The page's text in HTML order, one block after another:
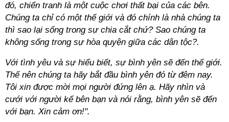
đó, chiến tranh là một cuộc chơi thất bại của các bên.
Chúng ta chỉ có một thế giới và đó chính là nhà chúng ta
thì sao lại sống trong sự chia cắt chứ? Sao chúng ta
không sống trong sự hòa quyện giữa các dân tộc?.
Với tình yêu và sự hiểu biết, sự bình yên sẽ đến thế giới.
Thế nên chúng ta hãy bắt đầu bình yên đó từ đêm nay.
Tôi xin được mời mọi người đứng lên ạ. Hãy nhìn và
cưới với người kế bên bạn và nói rằng, bình yên sẽ đến
với bạn. Xin cảm ơn!".